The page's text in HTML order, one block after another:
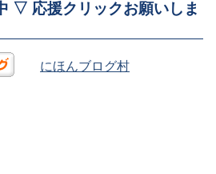
▽ 応援クリックお願いしま
にほんブログ村